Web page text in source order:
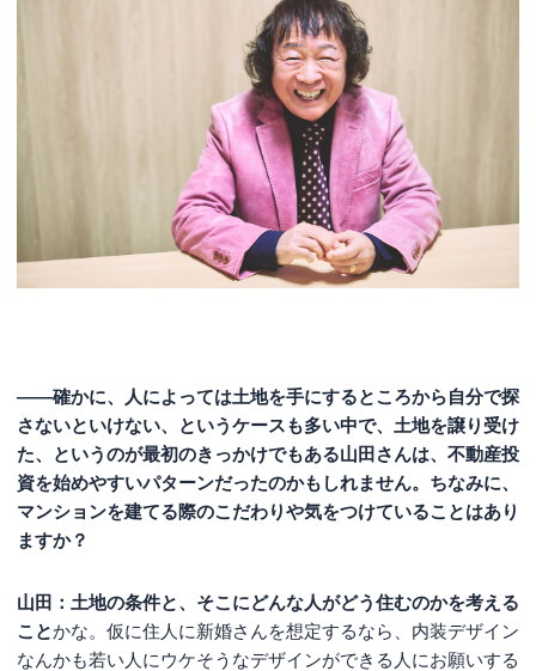
――確かに、人によっては土地を手にするところから自分で探
さないといけない、というケースも多い中で、土地を譲り受け
た、というのが最初のきっかけでもある山田さんは、不動産投
資を始めやすいパターンだったのかもしれません。ちなみに、
マンションを建てる際のこだわりや気をつけていることはあり
ますか？
山田：土地の条件と、そこにどんな人がどう住むのかを考える
ことかな。仮に住人に新婚さんを想定するなら、内装デザイン
なんかも若い人にウケそうなデザインができる人にお願いする